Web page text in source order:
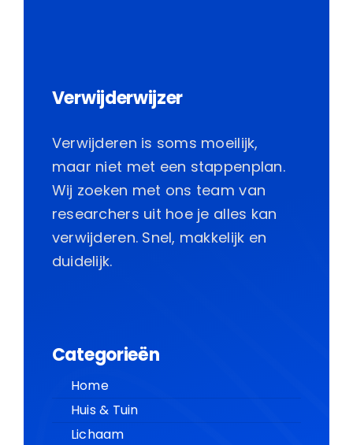
Verwijderwijzer
Verwijderen is soms moeilijk,
maar niet met een stappenplan.
Wij zoeken met ons team van
researchers uit hoe je alles kan
verwijderen. Snel, makkelijk en
duidelijk.
Categorieën
Home
Huis & Tuin
Lichaam